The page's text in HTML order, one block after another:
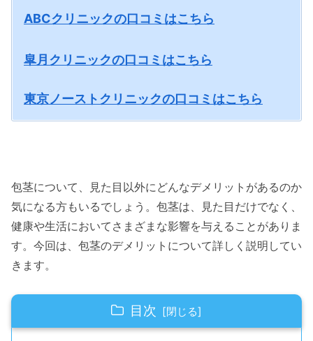
ABCクリニックの口コミはこちら
皐月クリニックの口コミはこちら
東京ノーストクリニックの口コミはこちら
包茎について、見た目以外にどんなデメリットがあるのか
気になる方もいるでしょう。包茎は、見た目だけでなく、
健康や生活においてさまざまな影響を与えることがありま
す。今回は、包茎のデメリットについて詳しく説明してい
きます。
目次